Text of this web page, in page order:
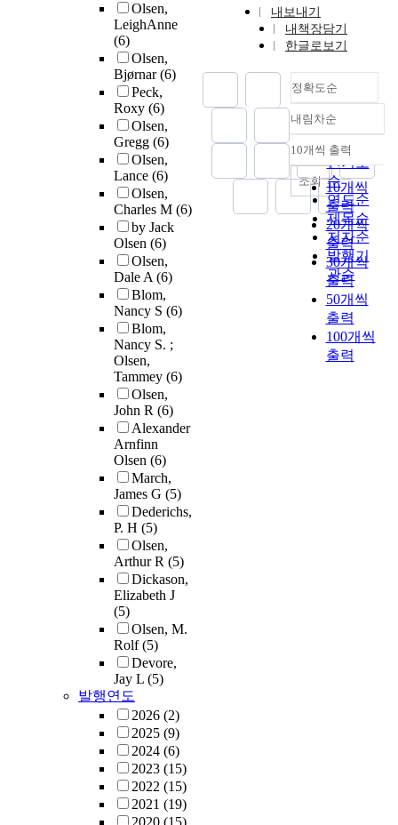
Olsen,
LeighAnne
(6)
Olsen,
Bjørnar(6)
Peck,
Roxy (6)
Olsen,
Gregg (6)
Olsen,
Lance (6)
Olsen,
Charles M (6)
by Jack
Olsen (6)
Olsen,
Dale A(6)
Blom,
Nancy S (6)
Blom,
Nancy S. ;
Olsen,
Tammey (6)
Olsen,
John R (6)
Alexander
Arnfinn
Olsen (6)
March,
James G (5)
Dederichs,
P. H (5)
Olsen,
Arthur R (5)
Dickason,
Elizabeth J
(5)
Olsen, M.
Rolf(5)
Devore,
Jay L (5)
발행연도
2026 (2)
2025 (9)
2024 (6)
2023 (15)
2022 (15)
2021 (19)
내보내기
내책장담기
한글로보기
정확도순
정확도
순
인기도
순
연도순
제목순
저자순
발행기
관순
내림차순
내림차순
10개씩 출력
10개씩
출력
20개씩
출력
30개씩
출력
50개씩
출력
100개씩
출력
조회